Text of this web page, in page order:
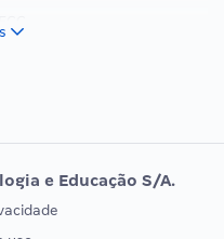
Vunesp
EXAME DE ORDEM
e Educação S/A.